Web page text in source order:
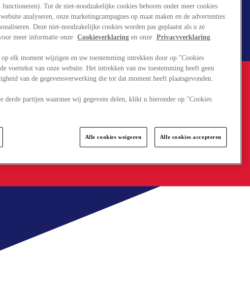
functioneren). Tot de niet-noodzakelijke cookies behoren onder meer cookies
analyseren, onze marketingcampagnes op maat maken en de advertenties
Deze niet-noodzakelijke cookies worden pas geplaatst als u ze
meer informatie onze Cookieverklaring en onze Privacyverklaring.
elk moment wijzigen en uw toestemming intrekken door op "Cookies
voettekst van onze website. Het intrekken van uw toestemming heeft geen
van de gegevensverwerking die tot dat moment heeft plaatsgevonden.
derde partijen waarmee wij gegevens delen, klikt u hieronder op "Cookies
Alle cookies weigeren Alle cookies accepteren